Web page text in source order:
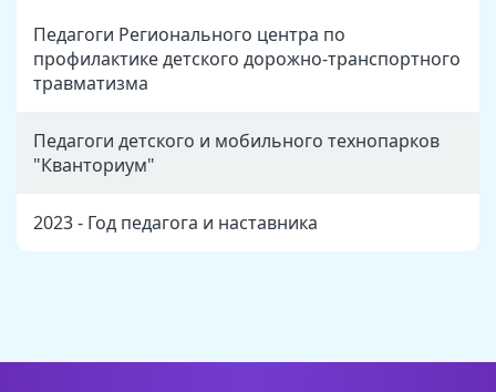
Педагоги Регионального центра по
профилактике детского дорожно-транспортного
травматизма
Педагоги детского и мобильного технопарков
"Кванториум"
2023 - Год педагога и наставника